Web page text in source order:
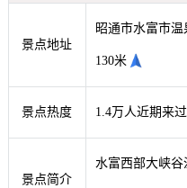
景点地址
昭通市水富市
130米
景点热度 1.4万人近期来过
景点简介
水富西部大峡